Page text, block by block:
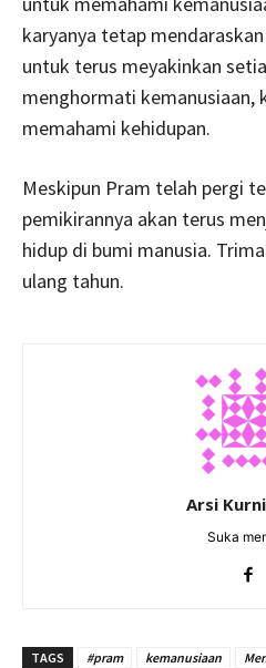
karyanya tetap
untuk terus meyakinkan
menghormati
memahami kehidupan.
Meskipun Pram telah pergi
pemikirannya akan terus
hidup di bumi manusia.
ulang tahun.
Arsi
Suka
TAGS #pram kemanusiaan